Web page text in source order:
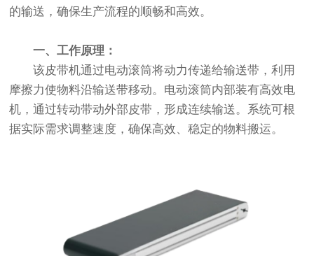
的输送，确保生产流程的顺畅和高效。
一、工作原理：
该皮带机通过电动滚筒将动力传递给输送带，利用
摩擦力使物料沿输送带移动。电动滚筒内部装有高效电
机，通过转动带动外部皮带，形成连续输送。系统可根
据实际需求调整速度，确保高效、稳定的物料搬运。